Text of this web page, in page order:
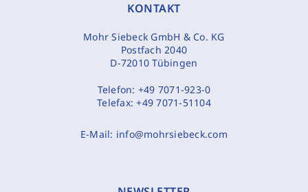
KONTAKT
Mohr Siebeck GmbH & Co. KG
Postfach 2040
D-72010 Tübingen
Telefon: +49 7071-923-0
Telefax:+49 7071-51104
E-Mail: info@mohrsiebeck.com